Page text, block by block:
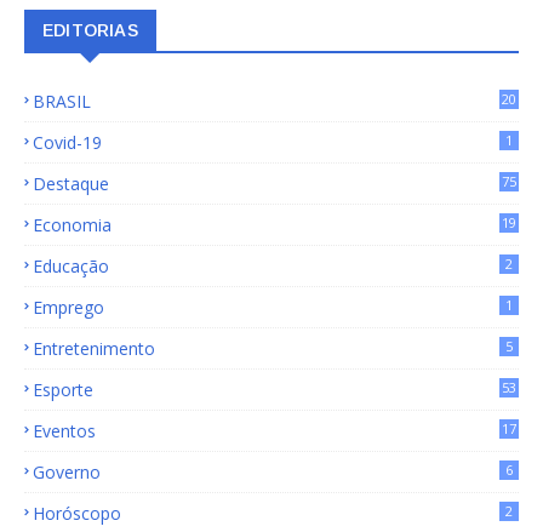
EDITORIAS
BRASIL
20
Covid-19 1
Destaque
75
Economia
19
Educação 2
Emprego 1
Entretenimento 5
Esporte 53
Eventos 17
Governo 6
Horóscopo 2